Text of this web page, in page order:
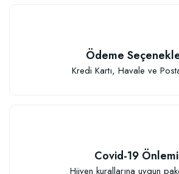
Ödeme
Kredi Kartı, Havale ve
Covid-19 Önlemi
Hijyen kurallarına uygun